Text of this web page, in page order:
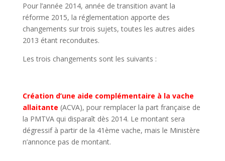
Pour l’année 2014, année de transition avant la
réforme 2015, la réglementation apporte des
changements sur trois sujets, toutes les autres aides
2013 étant reconduites.
Les trois changements sont les suivants :
Création d’une aide complémentaire à la vache
allaitante (ACVA), pour remplacer la part française de
la PMTVA qui disparaît dès 2014. Le montant sera
dégressif à partir de la 41ème vache, mais le Ministère
n’annonce pas de montant.